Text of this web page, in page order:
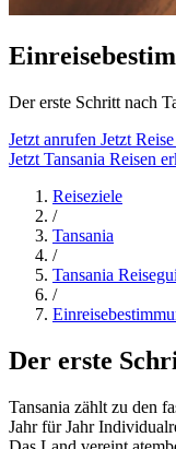
Der erste Schritt nach
Jetzt anrufen Jetzt
Jetzt Tansania Reisen
Reiseziele
/
Tansania
/
Tansania
/
Der erste
Tansania zählt zu den
Jahr für Jahr